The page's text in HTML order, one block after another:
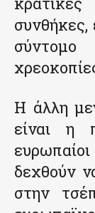
συνθήκες,
Η άλλη
είναι η
δεχθούν
στην